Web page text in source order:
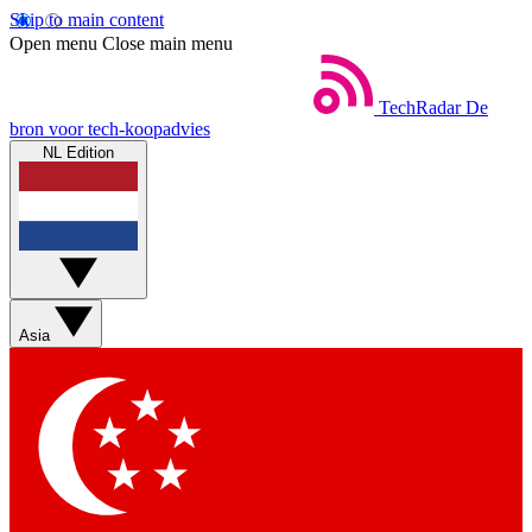
Skip to main content
Open menu Close main menu
TechRadar De
bron voor tech-koopadvies
NL Edition
Asia